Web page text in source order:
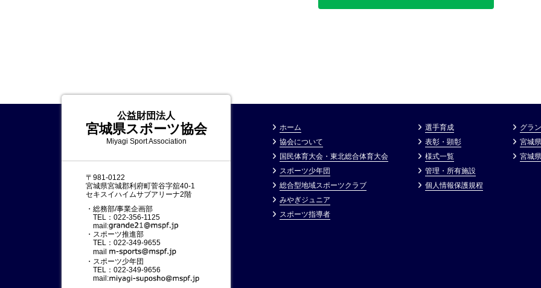
公益財団法人
宮城県スポーツ協会
Miyagi Sport Association
〒981-0122
宮城県宮城郡利府町菅谷字舘40-1
セキスイハイムサブアリーナ2階
・総務部/事業企画部
TEL：022-356-1125
mail:
・スポーツ推進部
TEL：022-349-9655
mail:
・スポーツ少年団
TEL：022-349-9656
mail:
ホーム
協会について
国民体育大会・東北総合体育大会
スポーツ少年団
総合型地域スポーツクラブ
みやぎジュニア
スポーツ指導者
選手育成
表彰・顕彰
様式一覧
管理・所有施設
個⼈情報保護規程
グラ
宮城
宮城